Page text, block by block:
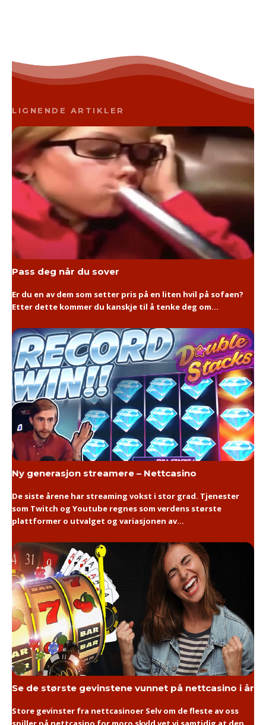
LIGNENDE ARTIKLER
Pass deg når du sover
Er du en av dem som setter pris på en liten hvil på sofaen?
Etter dette kommer du kanskje til å tenke deg om...
Ny generasjon streamere – Nettcasino
De siste årene har streaming vokst i stor grad. Tjenester
som Twitch og Youtube regnes som verdens største
plattformer o utvalget og variasjonen av...
Se de største gevinstene vunnet på nettcasino i år
Store gevinster fra nettcasinoer Selv om de fleste av oss